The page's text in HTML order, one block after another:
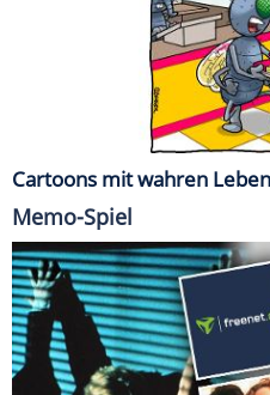
Cartoons mit wahren
Memo-Spiel